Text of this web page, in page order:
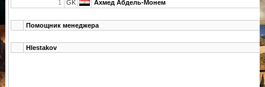
1
GK Ахмед Абдель-Монем
Помощник менеджера
Hlestakov